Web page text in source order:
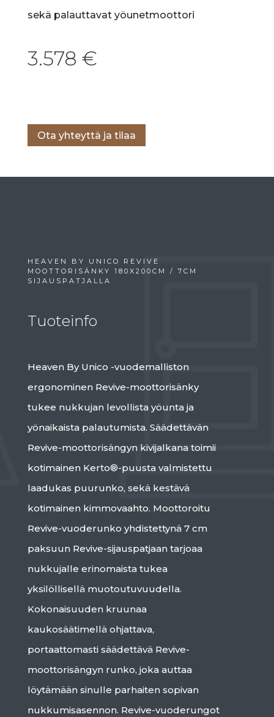
sekä palauttavat yöunetmoottori
3.578 €
Ota yhteyttä ja tilaa
HEAVEN BY UNICO REVIVE
MOOTTORISÄNKY 180X200CM / 7CM
SIJAUSPATJALLA
Tuoteinfo
Heaven By Unico -vuodemalliston
ergonominen Revive-moottorisänky
tukee nukkujan levollista yöunta ja
yönaikaista palautumista. Säädettävän
Revive-moottorisängyn kivijalkana toimii
kotimainen Kerto®-puusta valmistettu
laadukas puurunko, sekä kestävä
kotimainen kimmovaahto. Moottoroitu
Revive-vuoderunko yhdistettynä 7 cm
paksuun Revive-sijauspatjaan tarjoaa
nukkujalle erinomaista tukea
yksilöllisellä muotoutuvuudella.
Kokonaisuuden kruunaa
kaukosäätimellä ohjattava,
portaattomasti säädettävä Revive-
moottorisängyn runko, joka auttaa
löytämään sinulle parhaiten sopivan
nukkumisasennon. Revive-vuoderungot